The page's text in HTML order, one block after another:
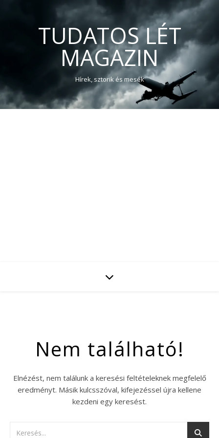
TUDATOS LÉT
MAGAZIN
Hírek, sztorik és mesék
Nem található!
Elnézést, nem találunk a keresési feltételeknek megfelelő
eredményt. Másik kulcsszóval, kifejezéssel újra kellene
kezdeni egy keresést.